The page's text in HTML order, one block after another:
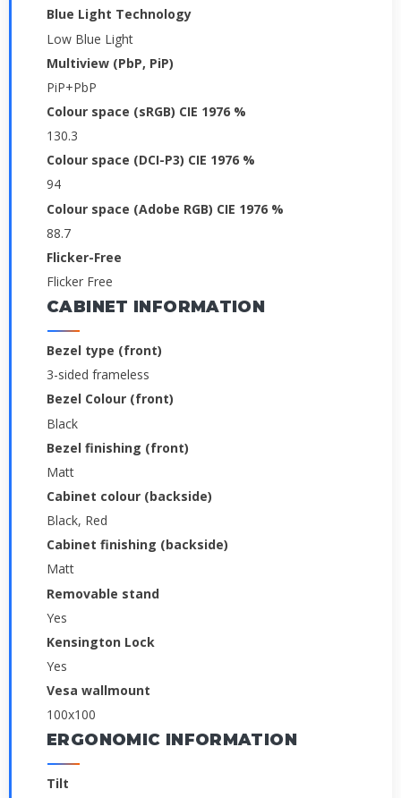
Blue Light Technology
Low Blue Light
Multiview (PbP, PiP)
PiP+PbP
Colour space (sRGB) CIE 1976 %
130.3
Colour space (DCI-P3) CIE 1976 %
94
Colour space (Adobe RGB) CIE 1976 %
88.7
Flicker-Free
Flicker Free
CABINET INFORMATION
Bezel type (front)
3-sided frameless
Bezel Colour (front)
Black
Bezel finishing (front)
Matt
Cabinet colour (backside)
Black, Red
Cabinet finishing (backside)
Matt
Removable stand
Yes
Kensington Lock
Yes
Vesa wallmount
100x100
ERGONOMIC INFORMATION
Tilt